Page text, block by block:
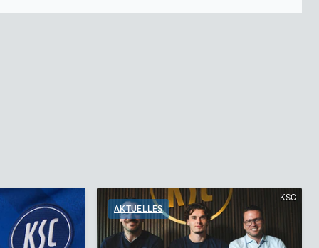
KSC
AKTUELLES